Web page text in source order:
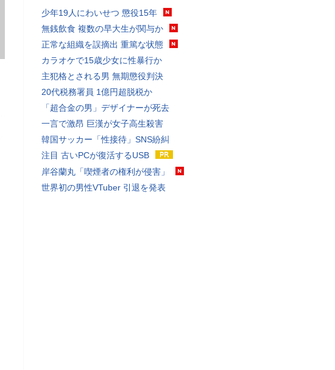
少年19人にわいせつ 懲役15年
無銭飲食 複数の早大生が関与か
正常な組織を誤摘出 重篤な状態
カラオケで15歳少女に性暴行か
主犯格とされる男 無期懲役判決
20代税務署員 1億円超脱税か
「超合金の男」デザイナーが死去
一言で激昂 巨漢が女子高生殺害
韓国サッカー「性接待」SNS紛糾
注目 古いPCが復活するUSB
岸谷蘭丸「喫煙者の権利が侵害」
世界初の男性VTuber 引退を発表